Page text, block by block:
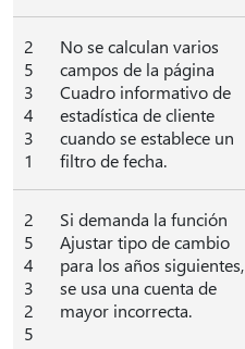
2
5
3
4
3
1
No se calculan varios
campos de la página
Cuadro informativo de
estadística de cliente
cuando se establece un
filtro de fecha.
2
5
4
3
2
5
Si demanda la función
Ajustar tipo de cambio
para los años siguientes,
se usa una cuenta de
mayor incorrecta.